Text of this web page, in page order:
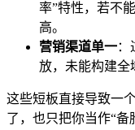
率”特性，若不
高。
营销渠道单一：
放，未能构建全
这些短板直接导致一
了，也只把你当作“备